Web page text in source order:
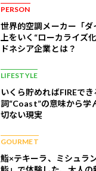
PERSON
世界的空調メーカー「ダ
上をいく“ローカライズ
ドネシア企業とは？
LIFESTYLE
いくら貯めればFIREで
詞“Coast”の意味から学
切ない現実
GOURMET
鮨×テキーラ、ミシュラ